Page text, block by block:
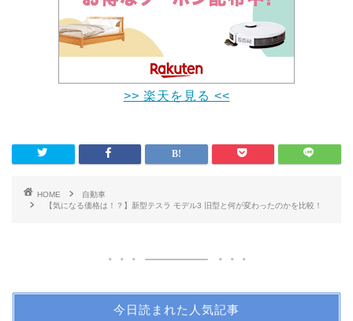
>> 楽天を見る <<
HOME
自動車
【気になる価格は！？】新型テスラ モデル3 旧型と何が変わったのかを比較！
今日読まれた人気記事